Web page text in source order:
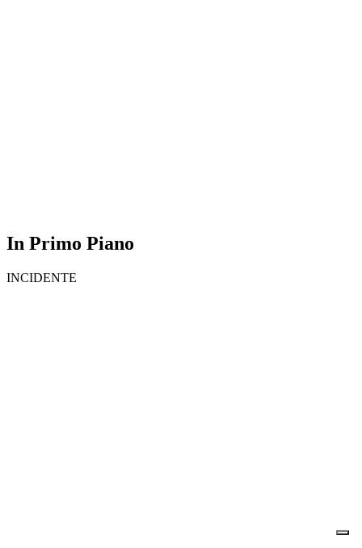
In Primo Piano
INCIDENTE